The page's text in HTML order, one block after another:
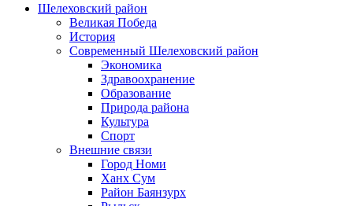
Шелеховский район
Великая Победа
История
Современный Шелеховский район
Экономика
Здравоохранение
Образование
Природа района
Культура
Спорт
Внешние связи
Город Номи
Ханх Сум
Район Баянзурх